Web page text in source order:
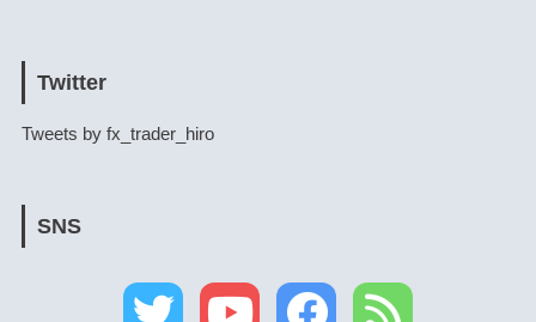
Twitter
Tweets by fx_trader_hiro
SNS